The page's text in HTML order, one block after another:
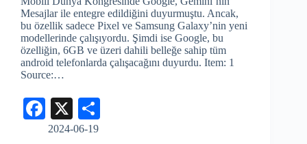
Mesajlar ile entegre edildiğini duyurmuştu. Ancak,
bu özellik sadece Pixel ve Samsung Galaxy’nin yeni
modellerinde çalışıyordu. Şimdi ise Google, bu
özelliğin, 6GB ve üzeri dahili belleğe sahip tüm
android telefonlarda çalışacağını duyurdu. Item: 1
Source:…
Fa
ce
X
2024-06-19